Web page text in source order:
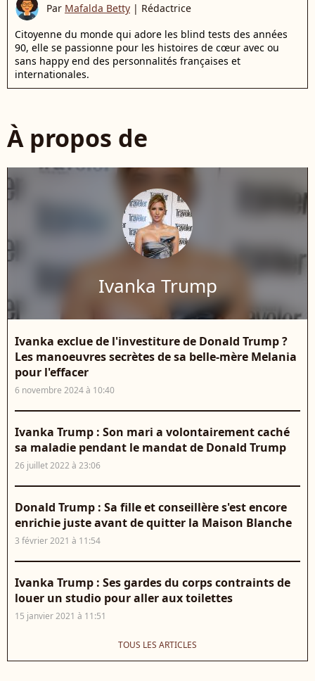
Par Mafalda Betty | Rédactrice
Citoyenne du monde qui adore les blind tests des années
90, elle se passionne pour les histoires de cœur avec ou
sans happy end des personnalités françaises et
internationales.
À propos de
Ivanka Trump
Ivanka exclue de l'investiture de Donald Trump ?
Les manoeuvres secrètes de sa belle-mère Melania
pour l'effacer
6 novembre 2024 à 10:40
Ivanka Trump : Son mari a volontairement caché
sa maladie pendant le mandat de Donald Trump
26 juillet 2022 à 23:06
Donald Trump : Sa fille et conseillère s'est encore
enrichie juste avant de quitter la Maison Blanche
3 février 2021 à 11:54
Ivanka Trump : Ses gardes du corps contraints de
louer un studio pour aller aux toilettes
15 janvier 2021 à 11:51
TOUS LES ARTICLES